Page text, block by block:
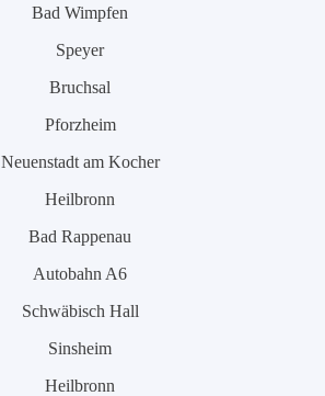
Bad Wimpfen
Speyer
Bruchsal
Pforzheim
Neuenstadt am Kocher
Heilbronn
Bad Rappenau
Autobahn A6
Schwäbisch Hall
Sinsheim
Heilbronn